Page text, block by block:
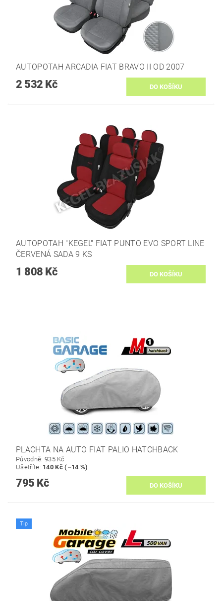
AUTOPOTAH ARCADIA FIAT BRAVO II OD 2007
2 532 Kč
AUTOPOTAH "KEGEL" FIAT PUNTO EVO SPORT LINE
ČERVENÁ SADA 9 KS
1 808 Kč
PLACHTA NA AUTO FIAT PALIO HATCHBACK
Původně: 935 Kč
Ušetříte: 140 Kč (–14 %)
795 Kč
Tip